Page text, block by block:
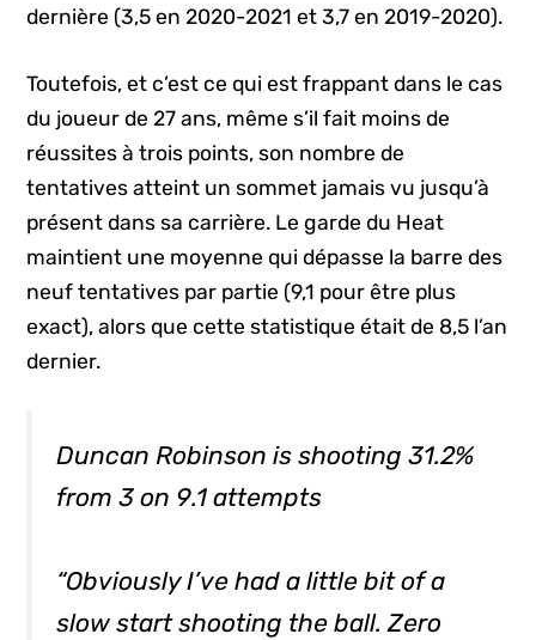
dernière (3,5 en 2020-2021 et 3,7 en 2019-2020).
Toutefois, et c’est ce qui est frappant dans le cas
du joueur de 27 ans, même s’il fait moins de
réussites à trois points, son nombre de
tentatives atteint un sommet jamais vu jusqu’à
présent dans sa carrière. Le garde du Heat
maintient une moyenne qui dépasse la barre des
neuf tentatives par partie (9,1 pour être plus
exact), alors que cette statistique était de 8,5 l’an
dernier.
Duncan Robinson is shooting 31.2%
from 3 on 9.1 attempts
“Obviously I’ve had a little bit of a
slow start shooting the ball. Zero